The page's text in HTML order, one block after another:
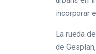
incorporar
La rueda
de